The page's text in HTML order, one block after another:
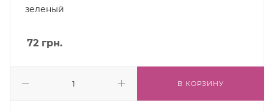
зеленый
72 грн.
В КОРЗИНУ